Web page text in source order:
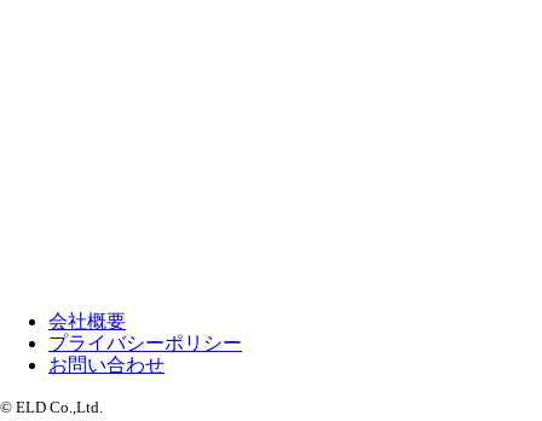
会社概要
プライバシーポリシー
お問い合わせ
© ELD Co.,Ltd.